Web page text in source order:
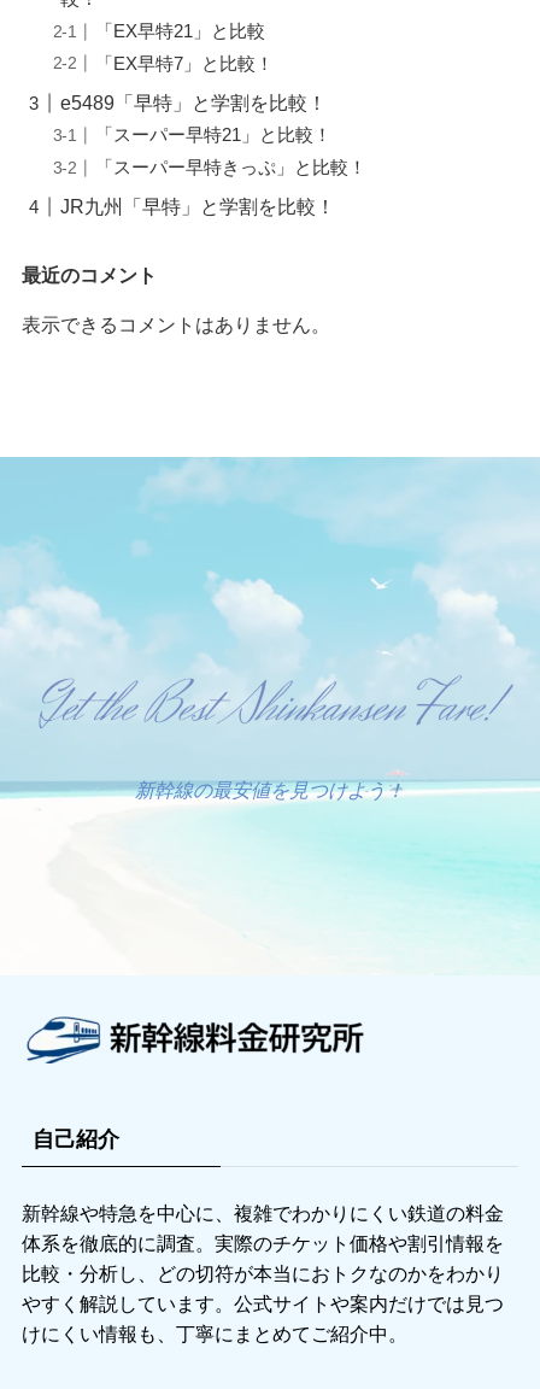
「EX早特21」と比較
「EX早特7」と比較！
e5489「早特」と学割を比較！
「スーパー早特21」と比較！
「スーパー早特きっぷ」と比較！
JR九州「早特」と学割を比較！
最近のコメント
表示できるコメントはありません。
新幹線の最安値を見つけよう！
自己紹介
新幹線や特急を中心に、複雑でわかりにくい鉄道の料金
体系を徹底的に調査。実際のチケット価格や割引情報を
比較・分析し、どの切符が本当におトクなのかをわかり
やすく解説しています。公式サイトや案内だけでは見つ
けにくい情報も、丁寧にまとめてご紹介中。